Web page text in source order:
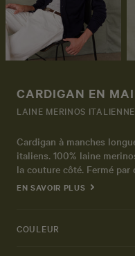
CARDIGAN EN
LAINE MERINOS ITALIENNE
Cardigan à manches
italiens. 100% laine
la couture côté. Fermé
EN SAVOIR PLUS
COULEUR